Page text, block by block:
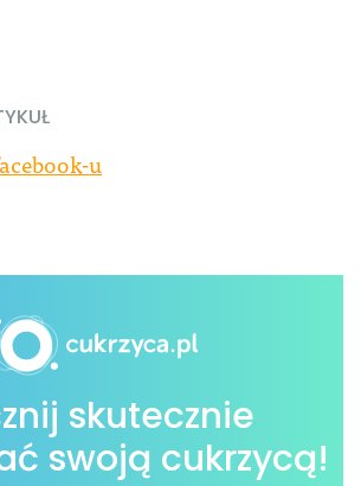
u
skutecznie
swoją cukrzycą!